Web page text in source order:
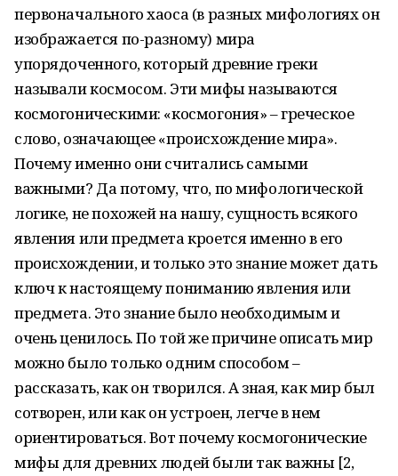
первоначального хаоса (в разных мифологиях он
изображается по-разному) мира
упорядоченного, который древние греки
называли космосом. Эти мифы называются
космогоническими: «космогония» – греческое
слово, означающее «происхождение мира».
Почему именно они считались самыми
важными? Да потому, что, по мифологической
логике, не похожей на нашу, сущность всякого
явления или предмета кроется именно в его
происхождении, и только это знание может дать
ключ к настоящему пониманию явления или
предмета. Это знание было необходимым и
очень ценилось. По той же причине описать мир
можно было только одним способом –
рассказать, как он творился. А зная, как мир был
сотворен, или как он устроен, легче в нем
ориентироваться. Вот почему космогонические
мифы для древних людей были так важны [2,